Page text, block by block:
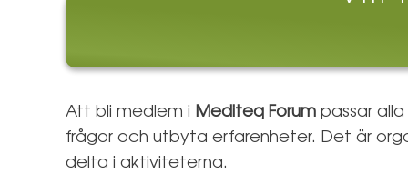
Att bli medlem i Mediteq Forum passar
frågor och utbyta erfarenheter. Det är
delta i aktiviteterna.